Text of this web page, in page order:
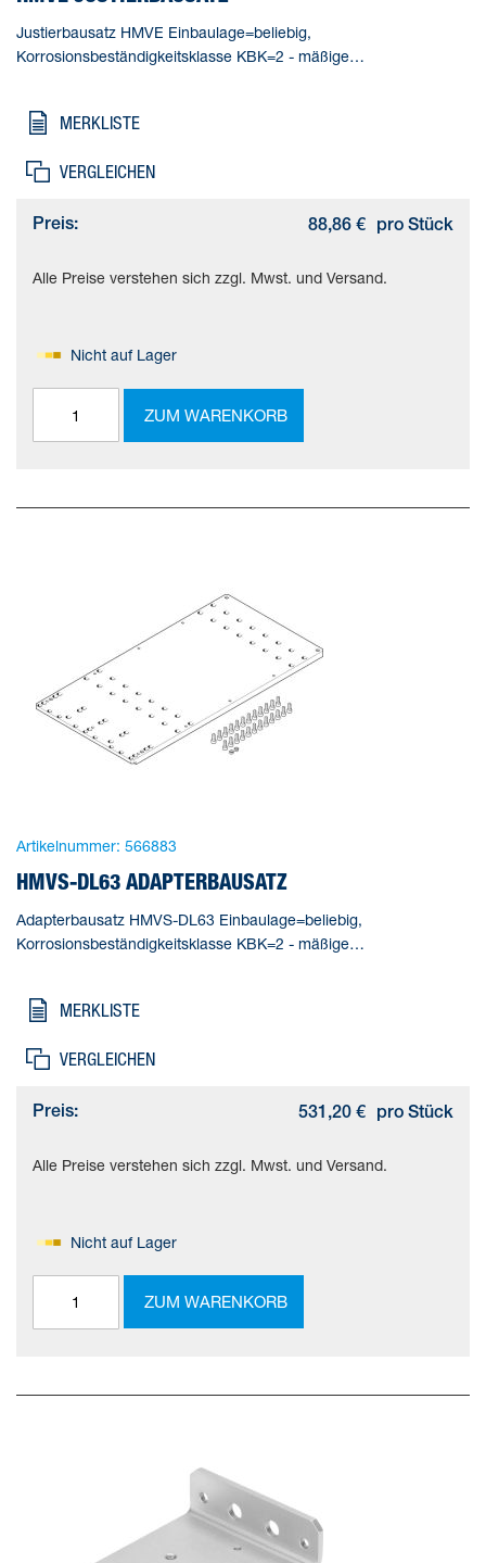
Justierbausatz HMVE Einbaulage=beliebig,
Korrosionsbeständigkeitsklasse KBK=2 - mäßige
Werkstoff Adapter=(* Aluminium-Knetlegierung, * eloxiert)
MERKLISTE
VERGLEICHEN
Preis: 88,86 € pro Stück
Alle Preise verstehen sich zzgl. Mwst. und Versand.
Nicht auf Lager
ZUM WARENKORB
Artikelnummer: 566883
HMVS-DL63 ADAPTERBAUSATZ
Adapterbausatz HMVS-DL63 Einbaulage=beliebig,
Korrosionsbeständigkeitsklasse KBK=2 - mäßige
Werkstoff Adapter=(* Aluminium-Knetlegierung, * eloxiert)
MERKLISTE
VERGLEICHEN
Preis: 531,20 € pro Stück
Alle Preise verstehen sich zzgl. Mwst. und Versand.
Nicht auf Lager
ZUM WARENKORB